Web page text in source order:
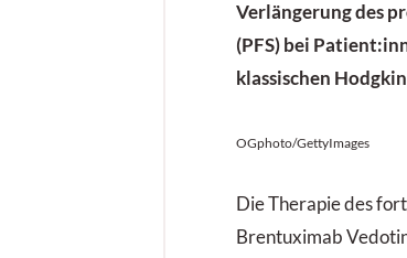
Verlängerung des
(PFS) bei
klassischen
OGphoto/GettyImages
Die Therapie des
Brentuximab